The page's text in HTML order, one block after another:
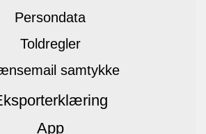
Persondata
Toldregler
samtykke
App